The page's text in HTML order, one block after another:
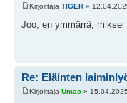
Kirjoittaja TlGER »
Joo, en ymmärrä,
Re: Eläinten
Kirjoittaja Umac »